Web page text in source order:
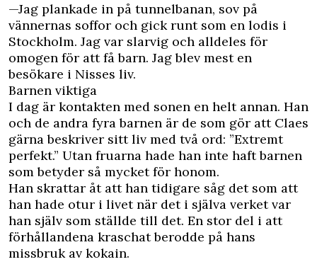
—Jag plankade in på tunnelbanan, sov på
vännernas soffor och gick runt som en lodis i
Stockholm. Jag var slarvig och alldeles för
omogen för att få barn. Jag blev mest en
besökare i Nisses liv.
Barnen viktiga
I dag är kontakten med sonen en helt annan. Han
och de andra fyra barnen är de som gör att Claes
gärna beskriver sitt liv med två ord: ”Extremt
perfekt.” Utan fruarna hade han inte haft barnen
som betyder så mycket för honom.
Han skrattar åt att han tidigare såg det som att
han hade otur i livet när det i själva verket var
han själv som ställde till det. En stor del i att
förhållandena kraschat berodde på hans
missbruk av kokain.